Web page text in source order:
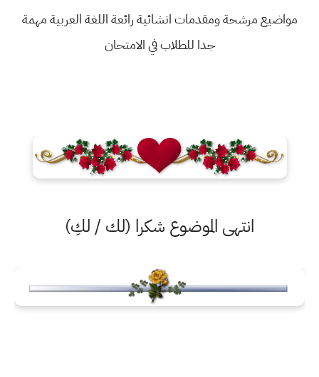
مواضيع مرشحة ومقدمات انشائية رائعة اللغة العربية مهمة
جدا للطلاب في الامتحان
انتهى الموضوع شكرا (لك / لكِ)